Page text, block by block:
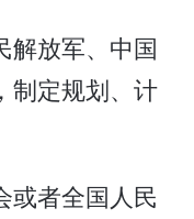
解放军、中国
制定规划、计
或者全国人民